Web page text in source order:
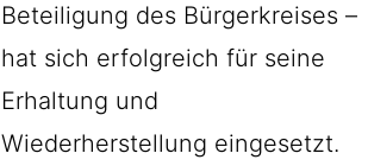
Beteiligung des Bürgerkreises –
hat sich erfolgreich für seine
Erhaltung und
Wiederherstellung eingesetzt.